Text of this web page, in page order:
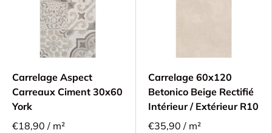
Carrelage Aspect
Carreaux Ciment 30x60
York
€18,90 / m²
Carrelage 60x120
Betonico Beige Rectifié
Intérieur / Extérieur R10
€35,90 / m²